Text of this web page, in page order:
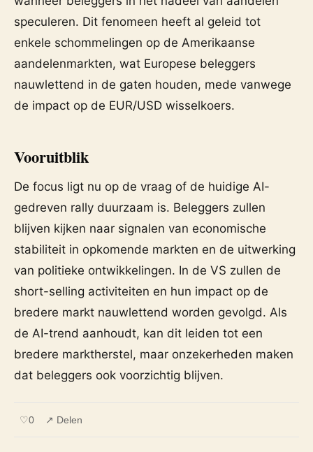
speculeren. Dit fenomeen heeft al geleid tot
enkele schommelingen op de Amerikaanse
aandelenmarkten, wat Europese beleggers
nauwlettend in de gaten houden, mede vanwege
de impact op de EUR/USD wisselkoers.
Vooruitblik
De focus ligt nu op de vraag of de huidige AI-
gedreven rally duurzaam is. Beleggers zullen
blijven kijken naar signalen van economische
stabiliteit in opkomende markten en de uitwerking
van politieke ontwikkelingen. In de VS zullen de
short-selling activiteiten en hun impact op de
bredere markt nauwlettend worden gevolgd. Als
de AI-trend aanhoudt, kan dit leiden tot een
bredere marktherstel, maar onzekerheden maken
dat beleggers ook voorzichtig blijven.
♡0 ↗ Delen